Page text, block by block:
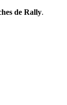
de Rally.